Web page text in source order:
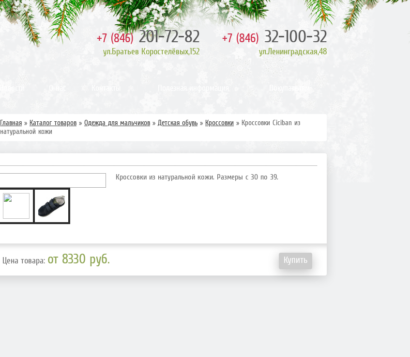
+7 (846)201-72-82
ул.Братьев Коростелёвых,152
+7 (846) 32-100-32
ул.Ленинградская,48
Главная » Каталог товаров » Одежда для мальчиков » Детская обувь » Кроссовки » Кроссовки Ciciban из
натуральной кожи
Кроссовки из натуральной кожи. Размеры с 30 по 39.
Цена товара: от 8330 руб. Купить